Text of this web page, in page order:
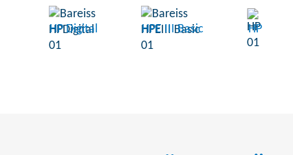
HP Digital HPE III Basic HP